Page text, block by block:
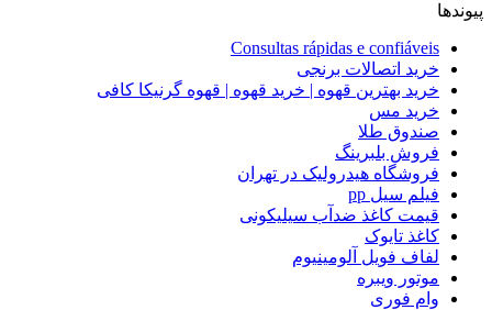
پیوندها
Consultas rápidas e confiáveis
خرید اتصالات برنجی
خرید بهترین قهوه | خرید قهوه | قهوه گرنیکا کافی
خرید مس
صندوق طلا
فروش بلبرینگ
فروشگاه هیدرولیک در تهران
فیلم سیل pp
قیمت کاغذ ضدآب سیلیکونی
کاغذ تایوک
لفاف فویل آلومینیوم
موتور ویبره
وام فوری